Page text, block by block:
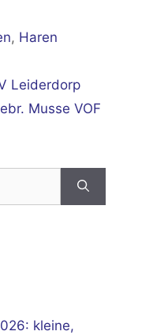
, Haren
Leiderdorp
Musse VOF
kleine,